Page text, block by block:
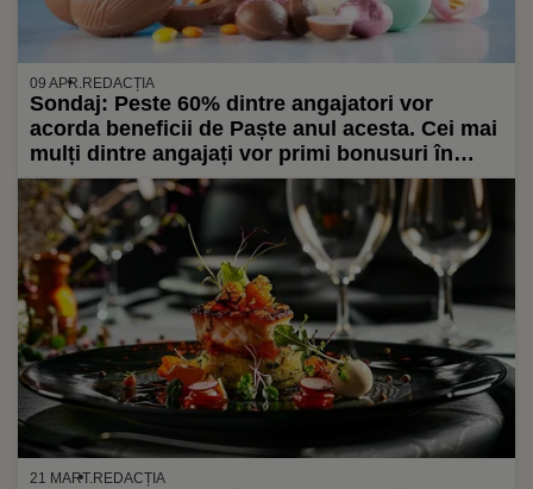
09 APR.REDACȚIA
Sondaj: Peste 60% dintre angajatori vor
acorda beneficii de Paște anul acesta. Cei mai
mulți dintre angajați vor primi bonusuri în
bani, vouchere sau tichetele cadou și coșuri
cu produse specifice de sărbători
21 MART.REDACȚIA